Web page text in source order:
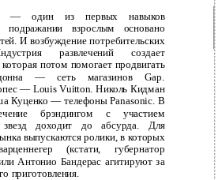
— один из первых навыков
подражании взрослым основано
И возбуждение потребительских
развлечений создает
которая потом помогает продвигать
— сеть магазинов Gap.
— Louis Vuitton. Николь Кидман
Куценко — телефоны Panasonic. В
брэндингом с участием
звезд доходит до абсурда. Для
выпускаются ролики, в которых
(кстати, губернатор
Антонио Бандерас агитируют за
приготовления.